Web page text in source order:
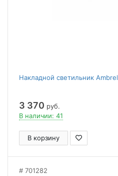
Накладной светильник
3 370 руб.
В наличии: 41
В корзину
701282